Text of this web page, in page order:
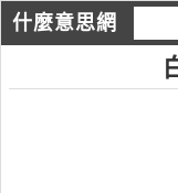
什麼意思網